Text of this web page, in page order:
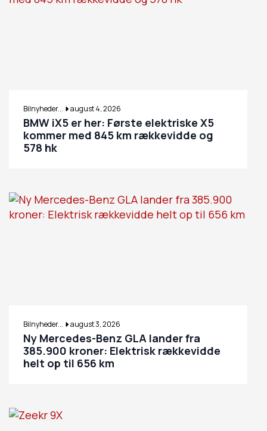
Bilnyheder... august 4, 2026
BMW iX5 er her: Første elektriske X5
kommer med 845 km rækkevidde og
578 hk
Bilnyheder... august 3, 2026
Ny Mercedes-Benz GLA lander fra
385.900 kroner: Elektrisk rækkevidde
helt op til 656 km